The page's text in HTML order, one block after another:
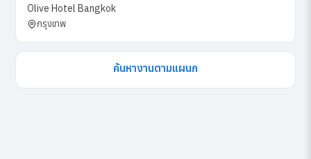
Olive Hotel Bangkok
กรุงเทพ
ค้นหางานตามแผนก